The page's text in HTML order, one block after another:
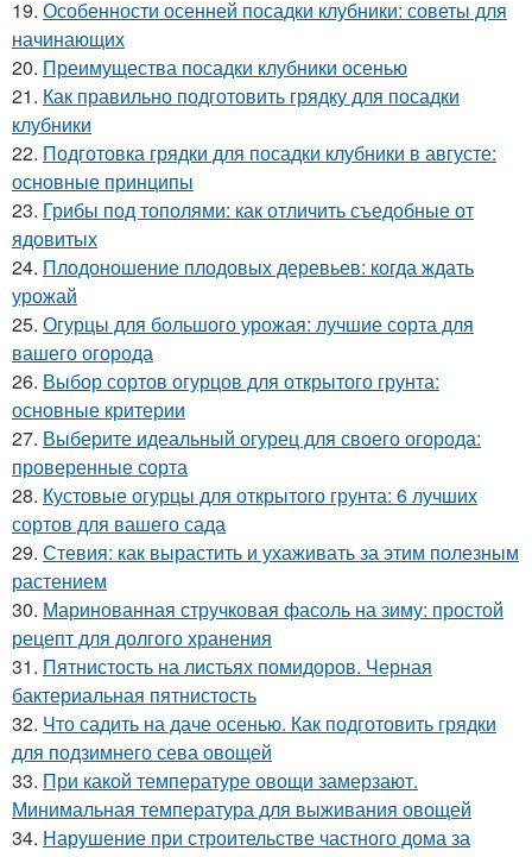
19. Особенности осенней посадки клубники: советы для
начинающих
20. Преимущества посадки клубники осенью
21. Как правильно подготовить грядку для посадки
клубники
22. Подготовка грядки для посадки клубники в августе:
основные принципы
23. Грибы под тополями: как отличить съедобные от
ядовитых
24. Плодоношение плодовых деревьев: когда ждать
урожай
25. Огурцы для большого урожая: лучшие сорта для
вашего огорода
26. Выбор сортов огурцов для открытого грунта:
основные критерии
27. Выберите идеальный огурец для своего огорода:
проверенные сорта
28. Кустовые огурцы для открытого грунта: 6 лучших
сортов для вашего сада
29. Стевия: как вырастить и ухаживать за этим полезным
растением
30. Маринованная стручковая фасоль на зиму: простой
рецепт для долгого хранения
31. Пятнистость на листьях помидоров. Черная
бактериальная пятнистость
32. Что садить на даче осенью. Как подготовить грядки
для подзимнего сева овощей
33. При какой температуре овощи замерзают.
Минимальная температура для выживания овощей
34. Нарушение при строительстве частного дома за